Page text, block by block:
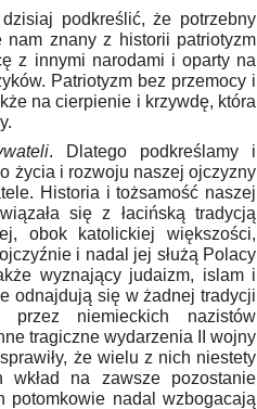
podkreślić, że potrzebny
znany z historii patriotyzm
z innymi narodami i oparty na
Patriotyzm bez przemocy i
na cierpienie i krzywdę, która
. Dlatego podkreślamy i
życia i rozwoju naszej ojczyzny
Historia i tożsamość naszej
się z łacińską tradycją
obok katolickiej większości,
i nadal jej służą Polacy
wyznający judaizm, islam i
odnajdują się w żadnej tradycji
niemieckich nazistów
tragiczne wydarzenia II wojny
że wielu z nich niestety
wkład na zawsze pozostanie
nadal wzbogacają